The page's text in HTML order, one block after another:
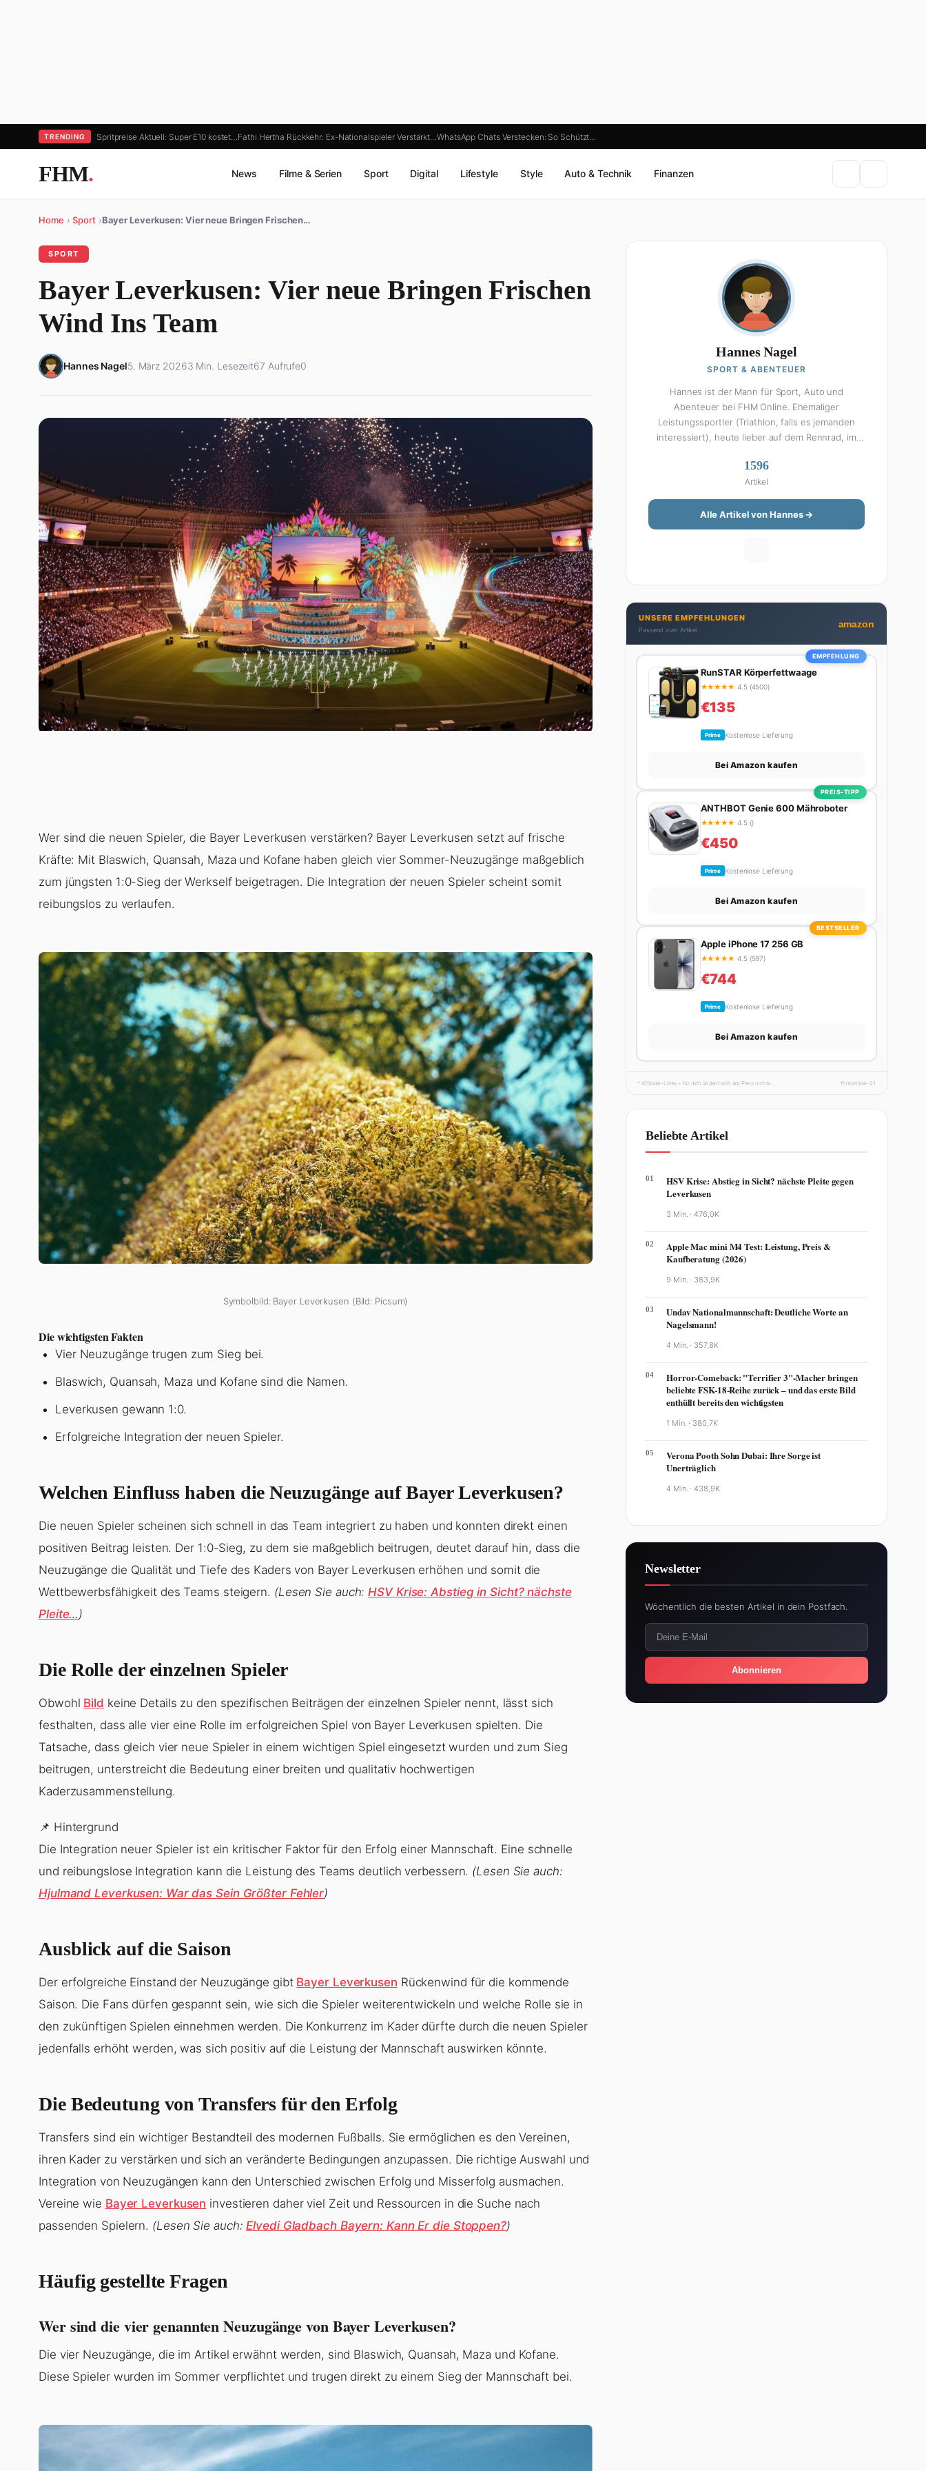
TRENDING Spritpreise Aktuell: Super E10 kostet… Fathi Hertha Rückkehr: Ex-Nationalspieler Verstärkt…WhatsApp Chats Verstecken: So Schützt…
FHM. News Filme & Serien Sport Digital Lifestyle Style Auto & Technik Finanzen
Home › Sport ›Bayer Leverkusen: Vier neue Bringen Frischen…
SPORT
Bayer Leverkusen: Vier neue Bringen Frischen
Wind Ins Team
Hannes Nagel5. März 20263 Min. Lesezeit67 Aufrufe0
Wer sind die neuen Spieler, die Bayer Leverkusen verstärken? Bayer Leverkusen setzt auf frische
Kräfte: Mit Blaswich, Quansah, Maza und Kofane haben gleich vier Sommer-Neuzugänge maßgeblich
zum jüngsten 1:0-Sieg der Werkself beigetragen. Die Integration der neuen Spieler scheint somit
reibungslos zu verlaufen.
Symbolbild: Bayer Leverkusen (Bild: Picsum)
Die wichtigsten Fakten
Vier Neuzugänge trugen zum Sieg bei.
Blaswich, Quansah, Maza und Kofane sind die Namen.
Leverkusen gewann 1:0.
Erfolgreiche Integration der neuen Spieler.
Welchen Einfluss haben die Neuzugänge auf Bayer Leverkusen?
Die neuen Spieler scheinen sich schnell in das Team integriert zu haben und konnten direkt einen
positiven Beitrag leisten. Der 1:0-Sieg, zu dem sie maßgeblich beitrugen, deutet darauf hin, dass die
Neuzugänge die Qualität und Tiefe des Kaders von Bayer Leverkusen erhöhen und somit die
Wettbewerbsfähigkeit des Teams steigern. (Lesen Sie auch:HSV Krise: Abstieg in Sicht? nächste
Pleite…)
Die Rolle der einzelnen Spieler
Obwohl Bild keine Details zu den spezifischen Beiträgen der einzelnen Spieler nennt, lässt sich
festhalten, dass alle vier eine Rolle im erfolgreichen Spiel von Bayer Leverkusen spielten. Die
Tatsache, dass gleich vier neue Spieler in einem wichtigen Spiel eingesetzt wurden und zum Sieg
beitrugen, unterstreicht die Bedeutung einer breiten und qualitativ hochwertigen
Kaderzusammenstellung.
📌 Hintergrund
Die Integration neuer Spieler ist ein kritischer Faktor für den Erfolg einer Mannschaft. Eine schnelle
und reibungslose Integration kann die Leistung des Teams deutlich verbessern. (Lesen Sie auch:
Hjulmand Leverkusen: War das Sein Größter Fehler)
Ausblick auf die Saison
Der erfolgreiche Einstand der Neuzugänge gibt Bayer Leverkusen Rückenwind für die kommende
Saison. Die Fans dürfen gespannt sein, wie sich die Spieler weiterentwickeln und welche Rolle sie in
den zukünftigen Spielen einnehmen werden. Die Konkurrenz im Kader dürfte durch die neuen Spieler
jedenfalls erhöht werden, was sich positiv auf die Leistung der Mannschaft auswirken könnte.
Die Bedeutung von Transfers für den Erfolg
Transfers sind ein wichtiger Bestandteil des modernen Fußballs. Sie ermöglichen es den Vereinen,
ihren Kader zu verstärken und sich an veränderte Bedingungen anzupassen. Die richtige Auswahl und
Integration von Neuzugängen kann den Unterschied zwischen Erfolg und Misserfolg ausmachen.
Vereine wie Bayer Leverkusen investieren daher viel Zeit und Ressourcen in die Suche nach
passenden Spielern. (Lesen Sie auch:Elvedi Gladbach Bayern: Kann Er die Stoppen?)
Häufig gestellte Fragen
Wer sind die vier genannten Neuzugänge von Bayer Leverkusen?
Die vier Neuzugänge, die im Artikel erwähnt werden, sind Blaswich, Quansah, Maza und Kofane.
Diese Spieler wurden im Sommer verpflichtet und trugen direkt zu einem Sieg der Mannschaft bei.
Hannes Nagel
SPORT & ABENTEUER
Hannes ist der Mann für Sport, Auto und
Abenteuer bei FHM Online. Ehemaliger
Leistungssportler (Triathlon, falls es jemanden
interessiert), heute lieber auf dem Rennrad, im
Wissen über Sport ist enzyklopädisch: Egal ob
Bundesliga-Analyse, Formel 1, UFC oder Olympia –
Hannes liefert fundierte Einschätzungen mit der
Leidenschaft eines echten Fans. Aber Sport ist
nur die halbe Miete: Hannes ist auch unser Auto-
Seite. Wenn Hannes mal nicht über Sport oder
Autos schreibt, plant er den nächsten Abenteuer-
Trip – sei es ein Wochenende in den Bergen, eine
Motorradtour durch die Alpen oder der jährliche
Campingtrip mit den Jungs. Sein Credo: Das Leben
ist zu kurz für langweilige Wochenenden.
1596
Artikel
Alle Artikel von Hannes →
UNSERE EMPFEHLUNGEN
Passend zum Artikel
amazon
EMPFEHLUNG
RunSTAR Körperfettwaage
★★★★★ 4.5 (4500)
€135
Prime Kostenlose Lieferung
Bei Amazon kaufen
PREIS-TIPP
ANTHBOT Genie 600 Mähroboter
★★★★★ 4.5 ()
€450
Prime Kostenlose Lieferung
Bei Amazon kaufen
BESTSELLER
Apple iPhone 17 256 GB
★★★★★ 4.5 (597)
€744
Prime Kostenlose Lieferung
Bei Amazon kaufen
* Affiliate-Links – für dich ändert sich am Preis nichts. fhmonline-21
Beliebte Artikel
01
HSV Krise: Abstieg in Sicht? nächste Pleite gegen
Leverkusen
3 Min. ·476,0K
02
Apple Mac mini M4 Test: Leistung, Preis &
Kaufberatung (2026)
9 Min. · 383,9K
03
Undav Nationalmannschaft: Deutliche Worte an
Nagelsmann!
4 Min. · 357,8K
04
Horror-Comeback: "Terrifier 3"-Macher bringen
beliebte FSK-18-Reihe zurück – und das erste Bild
enthüllt bereits den wichtigsten
1 Min. · 380,7K
05
Verona Pooth Sohn Dubai: Ihre Sorge ist
Unerträglich
4 Min. ·438,9K
Newsletter
Wöchentlich die besten Artikel in dein Postfach.
Abonnieren